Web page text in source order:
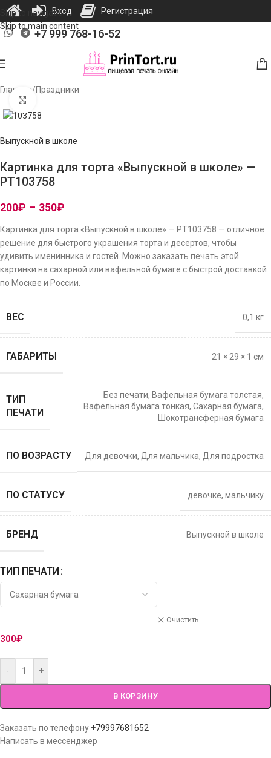
Skip to navigation
Skip to main content
+7 999 768-16-52
Главная/Праздники
Выпускной в школе
Картинка для торта «Выпускной в школе» —
PT103758
200₽ – 350₽
Картинка для торта «Выпускной в школе» — PT103758 — отличное
решение для быстрого украшения торта и десертов, чтобы
удивить именинника и гостей. Можно заказать печать этой
картинки на сахарной или вафельной бумаге с быстрой доставкой
по Москве и России.
ВЕС 0,1 кг
ГАБАРИТЫ 21 × 29 × 1 см
ТИП
ПЕЧАТИ
Без печати, Вафельная бумага толстая,
Вафельная бумага тонкая, Сахарная бумага,
Шокотрансферная бумага
ПО ВОЗРАСТУ Для девочки, Для мальчика, Для подростка
ПО СТАТУСУ девочке, мальчику
БРЕНД Выпускной в школе
ТИП ПЕЧАТИ
Очистить
300₽
- +
В КОРЗИНУ
Заказать по телефону +79997681652
Написать в мессенджер
Вход Регистрация